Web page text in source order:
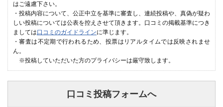
はご遠慮下さい。
・投稿内容について、公正中立を基準に審査し、連続投稿や、真偽が疑わ
しい投稿については公表を控えさせて頂きます。口コミの掲載基準につき
ましては口コミのガイドラインに準じます。
・審査は不定期で行われるため、投票はリアルタイムでは反映されませ
ん。
※投稿していただいた方のプライバシーは厳守致します。
口コミ投稿フォームへ